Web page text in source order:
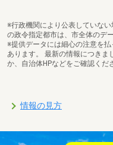
※行政機関により公表していな
の政令指定都市は、市全体のデ
※提供データには細心の注意を
あります。 最新の情報につきま
か、自治体HPなどをご確認くだ
情報の見方